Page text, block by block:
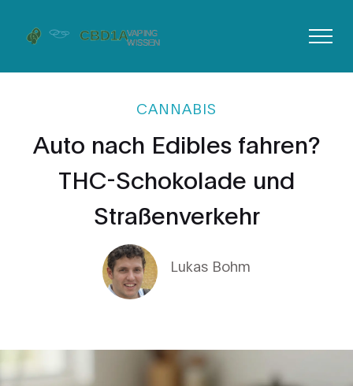
CANNABIS
Auto nach Edibles fahren?
THC-Schokolade und
Straßenverkehr
Lukas Bohm